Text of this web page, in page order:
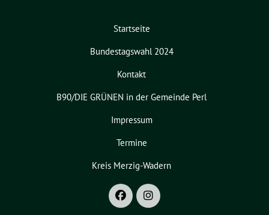
Startseite
Bundestagswahl 2024
Kontakt
B90/DIE GRÜNEN in der Gemeinde Perl
Impressum
Termine
Kreis Merzig-Wadern